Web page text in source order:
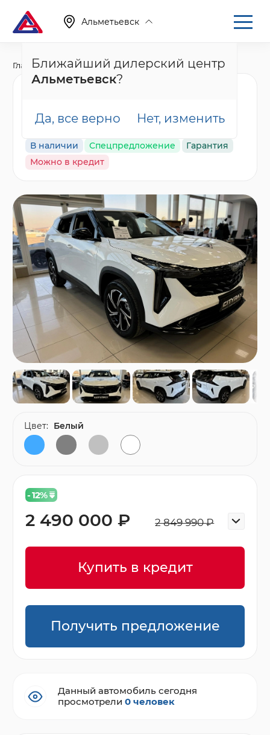
Альметьевск
Ближайший дилерский центр
Альметьевск?
Да, все верно Нет, изменить
Главная Каталог Новые автомобили Cityray
белый
В наличии Спецпредложение
Гарантия
Можно в кредит
- 12%
2 849 990 ₽
2 490 000 ₽
Купить в кредит
Получить предложение
Цвет: Белый
Данный автомобиль сегодня
просмотрели0 человек